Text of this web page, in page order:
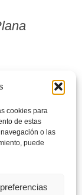
cookies para
de estas
o las
puede